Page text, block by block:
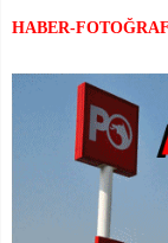
HABER-